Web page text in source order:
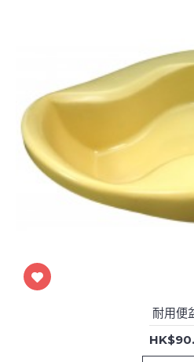
耐用便